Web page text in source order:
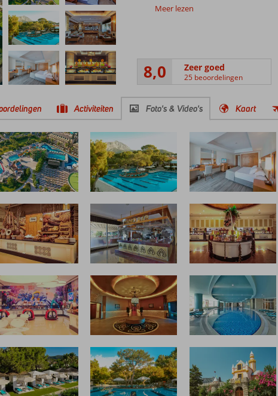
Meer lezen
8,0 Zeer goed
25 beoordelingen
Activiteiten Foto's & Video's Kaart